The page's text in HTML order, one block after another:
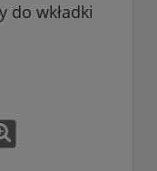
do wkładki